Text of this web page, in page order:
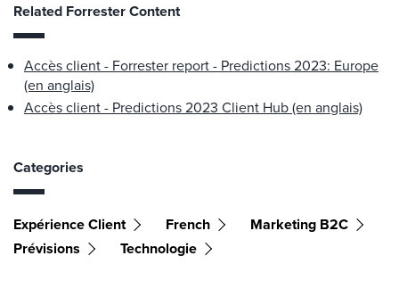
Related Forrester Content
Accès client - Forrester report - Predictions 2023: Europe
(en anglais)
Accès client - Predictions 2023 Client Hub (en anglais)
Categories
Expérience Client French
Marketing B2C
Prévisions
Technologie